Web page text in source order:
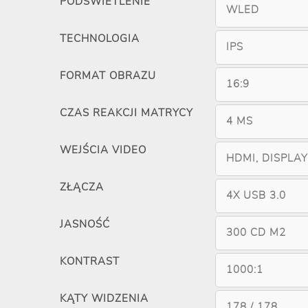
WLED
TECHNOLOGIA
IPS
FORMAT OBRAZU
16:9
CZAS REAKCJI MATRYCY
4 MS
WEJŚCIA VIDEO
HDMI,
ZŁĄCZA
4X USB 3.0
JASNOŚĆ
300 CD M2
KONTRAST
1000:1
KĄTY WIDZENIA